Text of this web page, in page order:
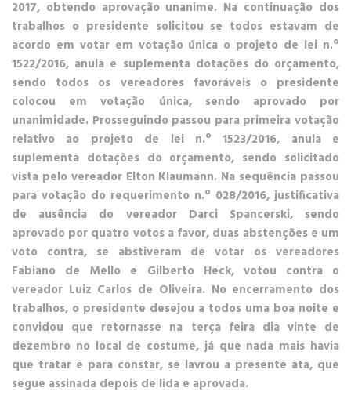
2017, obtendo aprovação unanime. Na continuação dos
trabalhos o presidente solicitou se todos estavam de
acordo em votar em votação única o projeto de lei n.º
1522/2016, anula e suplementa dotações do orçamento,
sendo todos os vereadores favoráveis o presidente
colocou em votação única, sendo aprovado por
unanimidade. Prosseguindo passou para primeira votação
relativo ao projeto de lei n.º 1523/2016, anula e
suplementa dotações do orçamento, sendo solicitado
vista pelo vereador Elton Klaumann. Na sequência passou
para votação do requerimento n.º 028/2016, justificativa
de ausência do vereador Darci Spancerski, sendo
aprovado por quatro votos a favor, duas abstenções e um
voto contra, se abstiveram de votar os vereadores
Fabiano de Mello e Gilberto Heck, votou contra o
vereador Luiz Carlos de Oliveira. No encerramento dos
trabalhos, o presidente desejou a todos uma boa noite e
convidou que retornasse na terça feira dia vinte de
dezembro no local de costume, já que nada mais havia
que tratar e para constar, se lavrou a presente ata, que
segue assinada depois de lida e aprovada.